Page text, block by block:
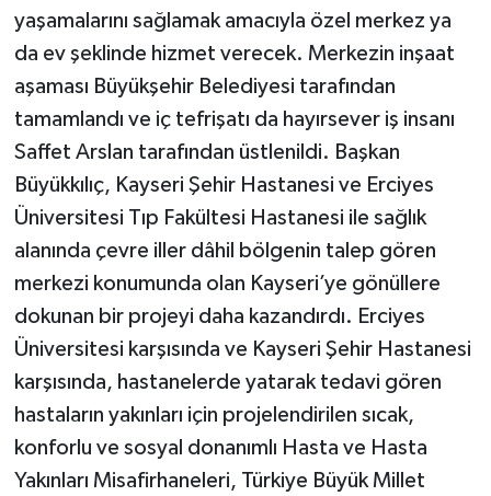
yaşamalarını sağlamak amacıyla özel merkez ya
da ev şeklinde hizmet verecek. Merkezin inşaat
aşaması Büyükşehir Belediyesi tarafından
tamamlandı ve iç tefrişatı da hayırsever iş insanı
Saffet Arslan tarafından üstlenildi. Başkan
Büyükkılıç, Kayseri Şehir Hastanesi ve Erciyes
Üniversitesi Tıp Fakültesi Hastanesi ile sağlık
alanında çevre iller dâhil bölgenin talep gören
merkezi konumunda olan Kayseri’ye gönüllere
dokunan bir projeyi daha kazandırdı. Erciyes
Üniversitesi karşısında ve Kayseri Şehir Hastanesi
karşısında, hastanelerde yatarak tedavi gören
hastaların yakınları için projelendirilen sıcak,
konforlu ve sosyal donanımlı Hasta ve Hasta
Yakınları Misafirhaneleri, Türkiye Büyük Millet